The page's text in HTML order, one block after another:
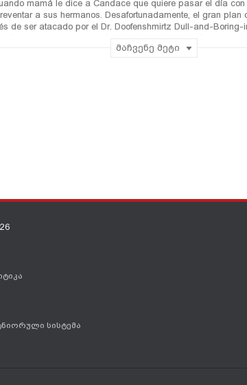
mamá le dice a Candace que quiere pasar el día
a sus hermanos. Desafortunadamente, el gran
de ser atacado por el Dr. Doofenshmirtz Dull-and-Boring-
para reparar el incauto aburrido y ahora destruido en
მაჩვენე მეტი
სისტემა